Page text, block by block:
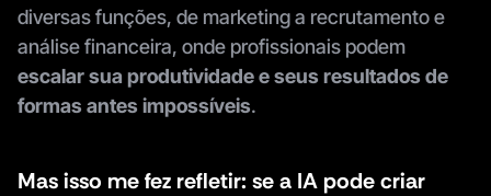
diversas funções, de marketing a recrutamento e
escalar sua produtividade e seus resultados de
formas antes impossíveis.
Mas isso me fez refletir: se a IA pode criar